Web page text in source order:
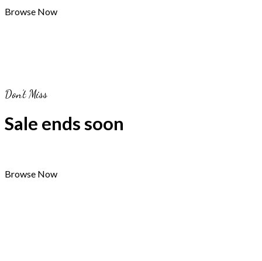
Browse Now
Don’t Miss
Sale ends soon
Browse Now